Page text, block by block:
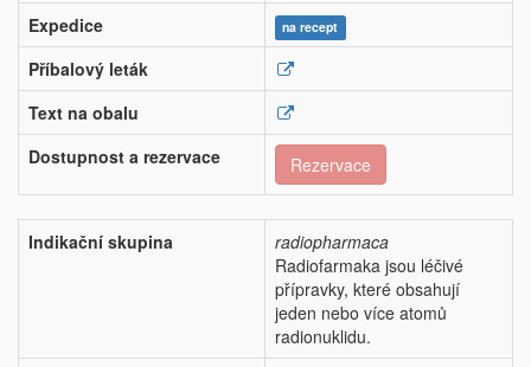
Expedice
na recept
Příbalový leták
Text na obalu
Dostupnost a rezervace
Rezervace
Indikační skupina
radiopharmaca
Radiofarmaka jsou léčivé
přípravky, které obsahují
jeden nebo více atomů
radionuklidu.